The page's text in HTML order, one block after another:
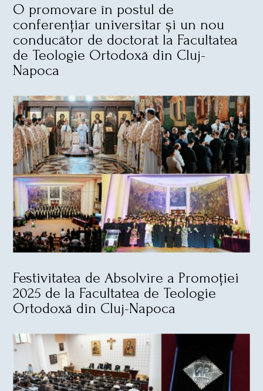
O promovare în postul de
conferențiar universitar și un nou
conducător de doctorat la Facultatea
de Teologie Ortodoxă din Cluj-
Napoca
Festivitatea de Absolvire a Promoției
2025 de la Facultatea de Teologie
Ortodoxă din Cluj-Napoca